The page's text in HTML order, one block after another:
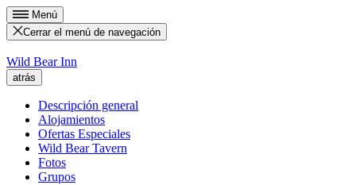
Menú
Cerrar el menú de navegación
Wild Bear Inn
atrás
Descripción general
Alojamientos
Ofertas Especiales
Wild Bear Tavern
Fotos
Grupos